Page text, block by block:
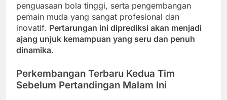
penguasaan bola tinggi, serta pengembangan
pemain muda yang sangat profesional dan
inovatif. Pertarungan ini diprediksi akan menjadi
ajang unjuk kemampuan yang seru dan penuh
dinamika.
Perkembangan Terbaru Kedua Tim
Sebelum Pertandingan Malam Ini